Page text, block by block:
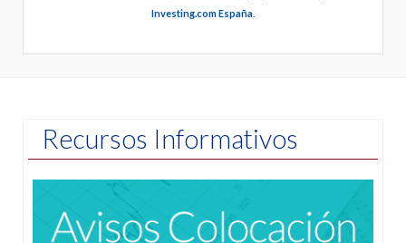
Investing.com España
Recursos Informativos